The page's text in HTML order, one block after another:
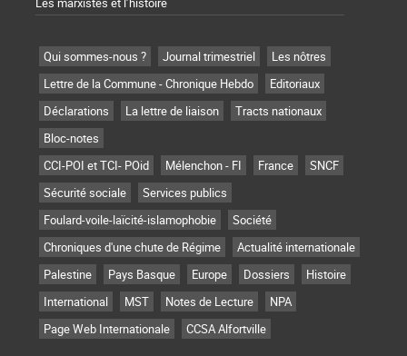
Qui sommes-nous ? Journal trimestriel
Les nôtres
Lettre de la Commune - Chronique Hebdo
Editoriaux
Déclarations
La lettre de liaison
Tracts nationaux
Bloc-notes
CCI-POI et TCI- POid
Mélenchon - FI France
SNCF
Sécurité sociale
Services publics
Foulard-voile-laïcité-islamophobie
Société
Chroniques d'une chute de Régime
Actualité internationale
Palestine
Pays Basque Europe Dossiers
Histoire
International
MST Notes de Lecture
NPA
Page Web Internationale
CCSA Alfortville